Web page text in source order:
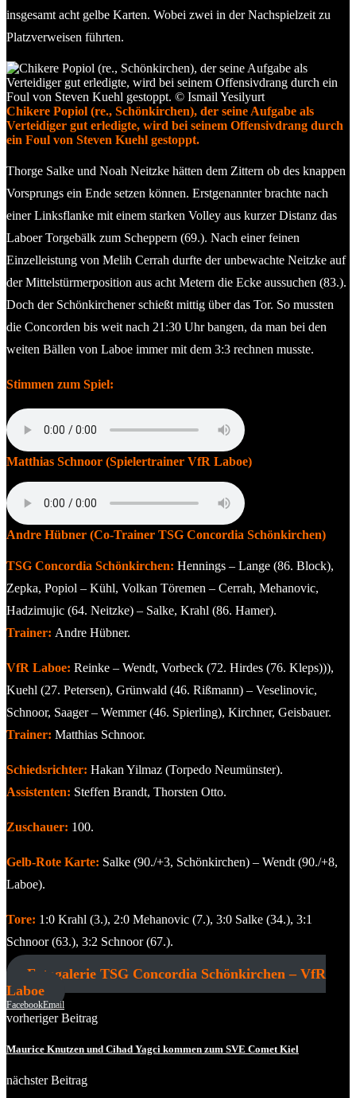
insgesamt acht gelbe Karten. Wobei zwei in der Nachspielzeit zu
Platzverweisen führten.
Chikere Popiol (re., Schönkirchen), der seine Aufgabe als
Verteidiger gut erledigte, wird bei seinem Offensivdrang durch
ein Foul von Steven Kuehl gestoppt.
Thorge Salke und Noah Neitzke hätten dem Zittern ob des knappen
Vorsprungs ein Ende setzen können. Erstgenannter brachte nach
einer Linksflanke mit einem starken Volley aus kurzer Distanz das
Laboer Torgebälk zum Scheppern (69.). Nach einer feinen
Einzelleistung von Melih Cerrah durfte der unbewachte Neitzke auf
der Mittelstürmerposition aus acht Metern die Ecke aussuchen (83.).
Doch der Schönkirchener schießt mittig über das Tor. So mussten
die Concorden bis weit nach 21:30 Uhr bangen, da man bei den
weiten Bällen von Laboe immer mit dem 3:3 rechnen musste.
Stimmen zum Spiel:
Matthias Schnoor (Spielertrainer VfR Laboe)
Andre Hübner (Co-Trainer TSG Concordia Schönkirchen)
TSG Concordia Schönkirchen: Hennings – Lange (86. Block),
Zepka, Popiol – Kühl, Volkan Töremen – Cerrah, Mehanovic,
Hadzimujic (64. Neitzke) – Salke, Krahl (86. Hamer).
Trainer: Andre Hübner.
VfR Laboe: Reinke – Wendt, Vorbeck (72. Hirdes (76. Kleps))),
Kuehl (27. Petersen), Grünwald (46. Rißmann) – Veselinovic,
Schnoor, Saager – Wemmer (46. Spierling), Kirchner, Geisbauer.
Trainer: Matthias Schnoor.
Schiedsrichter: Hakan Yilmaz (Torpedo Neumünster).
Assistenten: Steffen Brandt, Thorsten Otto.
Zuschauer: 100.
Gelb-Rote Karte: Salke (90./+3, Schönkirchen) – Wendt (90./+8,
Laboe).
Tore: 1:0 Krahl (3.), 2:0 Mehanovic (7.), 3:0 Salke (34.), 3:1
Schnoor (63.), 3:2 Schnoor (67.).
Fotogalerie TSG Concordia Schönkirchen – VfR
Laboe
FacebookEmail
vorheriger Beitrag
Maurice Knutzen und Cihad Yagci kommen zum SVE Comet Kiel
nächster Beitrag